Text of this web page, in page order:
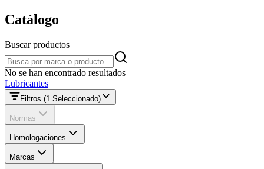
Catálogo
Buscar productos
Buscar productos
No se han encontrado resultados
Lubricantes
Filtros (1 Seleccionado)
Normas
Homologaciones
Marcas